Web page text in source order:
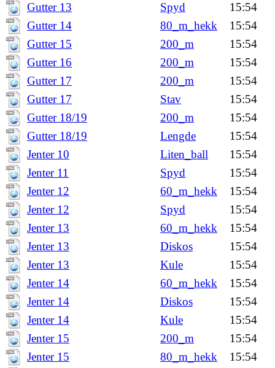
Gutter 13
Spyd
15:54
Gutter 14
80_m_hekk
15:54
Gutter 15
200_m
15:54
Gutter 16
200_m
15:54
Gutter 17
200_m
15:54
Gutter 17
Stav
15:54
Gutter 18/19
200_m
15:54
Gutter 18/19
Lengde
15:54
Jenter 10
Liten_ball
15:54
Jenter 11
Spyd
15:54
Jenter 12
60_m_hekk
15:54
Jenter 12
Spyd
15:54
Jenter 13
60_m_hekk
15:54
Jenter 13
Diskos
15:54
Jenter 13
Kule
15:54
Jenter 14
60_m_hekk
15:54
Jenter 14
Diskos
15:54
Jenter 14
Kule
15:54
Jenter 15
200_m
15:54
Jenter 15
80_m_hekk
15:54